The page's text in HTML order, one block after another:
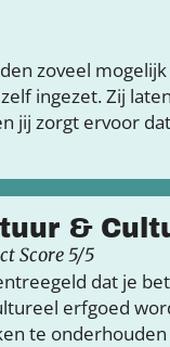
zoveel mogelijk
ingezet. Zij
jij zorgt ervoor
&
Score 5/5
dat je
erfgoed
te